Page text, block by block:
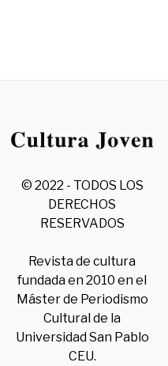
© 2022 - TODOS LOS
DERECHOS
RESERVADOS
Revista de cultura
fundada en 2010 en el
Máster de Periodismo
Cultural de la
Universidad San Pablo
CEU.